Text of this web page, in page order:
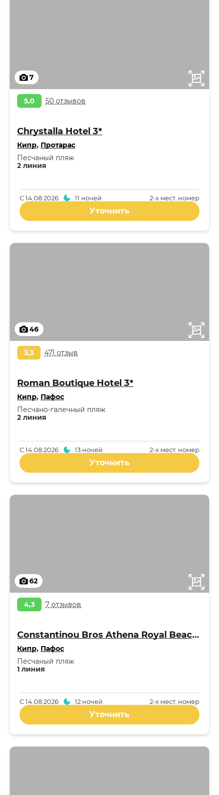
7
5,0 50 отзывов
Chrystalla Hotel 3*
Кипр, Протарас
2 линия
Песчаный пляж
2-x мест. номер
С14.08.2026 11 ночей
Уточнить
46
3,3 471 отзыв
Roman Boutique Hotel 3*
Кипр, Пафос
2 линия
Песчано-галечный пляж
2-x мест. номер
С14.08.2026 13 ночей
Уточнить
62
4,3 7 отзывов
Constantinou Bros Athena Royal Beach Hotel 4*
Кипр, Пафос
1 линия
Песчаный пляж
2-x мест. номер
С14.08.2026 12 ночей
Уточнить